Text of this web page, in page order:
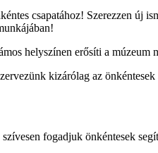
csapatához! Szerezzen új
helyszínen erősíti a
kizárólag az
fogadjuk önkéntesek